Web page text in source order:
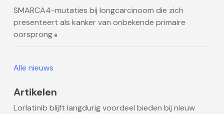
SMARCA4-mutaties bij longcarcinoom die zich
presenteert als kanker van onbekende primaire
oorsprong
Alle nieuws
Artikelen
Lorlatinib blijft langdurig voordeel bieden bij nieuw